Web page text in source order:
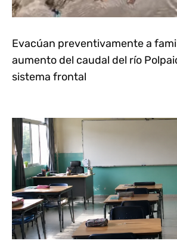
Evacúan preventivamente a
aumento del caudal del río
sistema frontal